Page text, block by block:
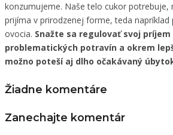
konzumujeme. Naše telo cukor potrebuje,
prijíma v prirodzenej forme, teda
ovocia. Snažte sa regulovať svoj
problematických potravín a okrem
možno poteší aj dlho očakávaný
Žiadne komentáre
Zanechajte komentár